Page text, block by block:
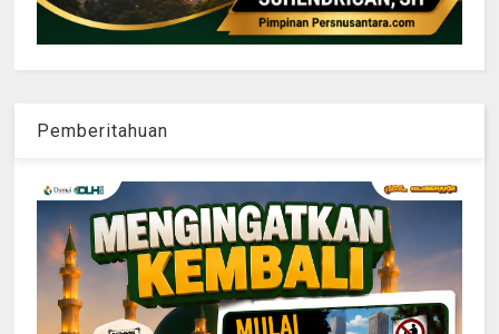
Pemberitahuan